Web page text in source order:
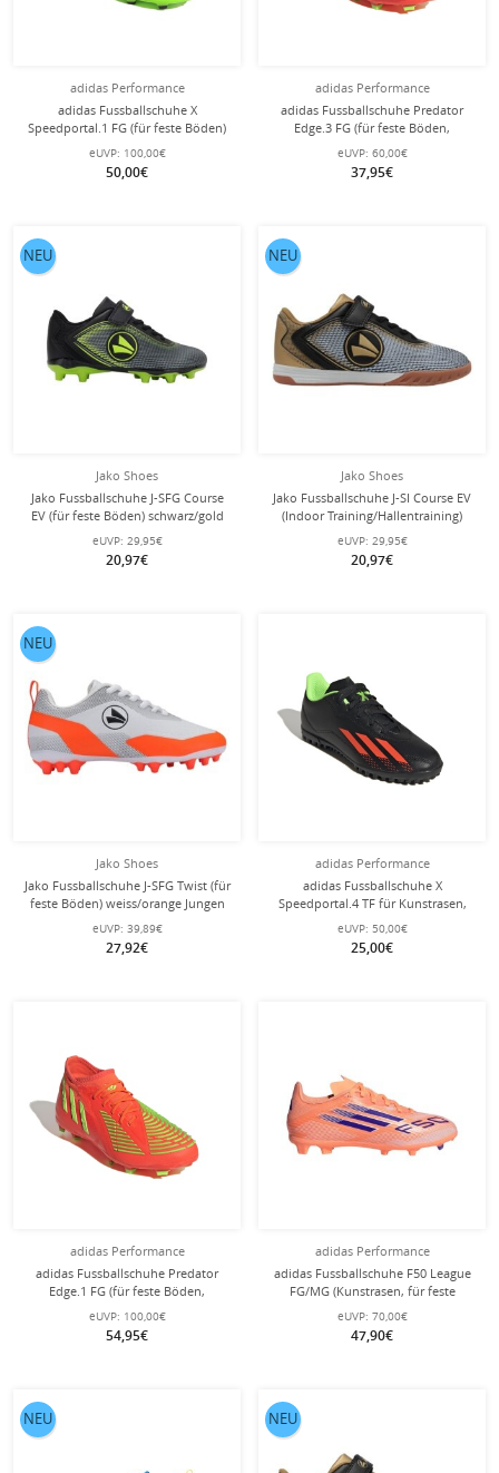
adidas Performance
adidas Fussballschuhe X
Speedportal.1 FG (für feste Böden)
hellgrün Kinder
eUVP: 100,00€
50,00€
adidas Performance
adidas Fussballschuhe Predator
Edge.3 FG (für feste Böden,
Naturrasen) solarrot Kinder
eUVP: 60,00€
37,95€
Jako Shoes
Jako Fussballschuhe J-SFG Course
EV (für feste Böden) schwarz/gold
Jungen
eUVP: 29,95€
20,97€
NEU
Jako Shoes
Jako Fussballschuhe J-SI Course EV
(Indoor Training/Hallentraining)
schwarz/gold Jungen
eUVP: 29,95€
20,97€
NEU
Jako Shoes
Jako Fussballschuhe J-SFG Twist (für
feste Böden) weiss/orange Jungen
eUVP: 39,89€
27,92€
NEU
adidas Performance
adidas Fussballschuhe X
Speedportal.4 TF für Kunstrasen,
Hart- und Aschenplätze schwarz
Kinder
eUVP: 50,00€
25,00€
adidas Performance
adidas Fussballschuhe Predator
Edge.1 FG (für feste Böden,
Naturrasen) rot Kinder
eUVP: 100,00€
54,95€
adidas Performance
adidas Fussballschuhe F50 League
FG/MG (Kunstrasen, für feste
Böden) orange/blau Jungen
eUVP: 70,00€
47,90€
NEU NEU